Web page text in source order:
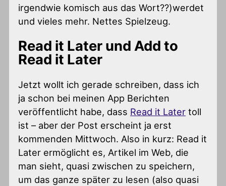
irgendwie komisch aus das Wort??)werdet
und vieles mehr. Nettes Spielzeug.
Read it Later und Add to
Read it Later
Jetzt wollt ich gerade schreiben, dass ich
ja schon bei meinen App Berichten
veröffentlicht habe, dass Read it Later toll
ist – aber der Post erscheint ja erst
kommenden Mittwoch. Also in kurz: Read it
Later ermöglicht es, Artikel im Web, die
man sieht, quasi zwischen zu speichern,
um das ganze später zu lesen (also quasi